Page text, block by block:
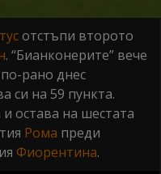
отстъпи второто
. “Бианконерите” вече
рано днес
си на 59 пункта.
остава на шестата
Рома преди
Фиорентина.